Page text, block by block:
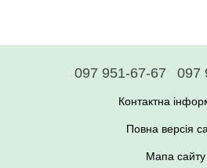
097 951-67-67 097
Контактна
Повна версія
Мапа сайту